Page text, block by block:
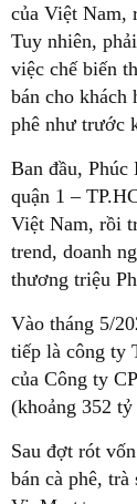
của Việt Nam,
Tuy nhiên,
việc chế biến
bán cho khách
phê như trước
Ban đầu,
quận 1 –
Việt Nam, rồi
trend, doanh
thương triệu
Vào tháng 5/
tiếp là công ty
của Công ty
(khoảng 352
Sau đợt rót
bán cà phê, trà